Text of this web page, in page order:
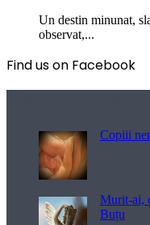
Un destin minunat,
observat,...
Find us on Facebook
Copiii
Murit-ai,
Buțu